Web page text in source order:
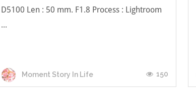
D5100 Len : 50 mm. F1.8 Process : Lightroom
...
Moment Story In Life 150